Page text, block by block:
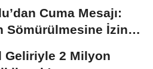
Cuma Mesajı:
Sömürülmesine İzin
Geliriyle 2 Milyon